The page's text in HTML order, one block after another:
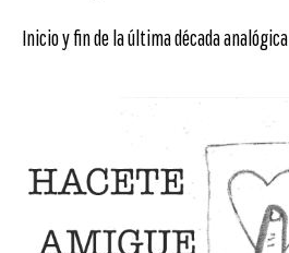
Inicio y fin de la última década analógica